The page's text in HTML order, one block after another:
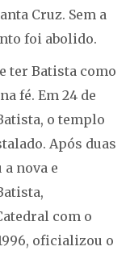
Cruz. Sem a
foi abolido.
ter Batista como
fé. Em 24 de
o templo
Após duas
nova e
com o
oficializou o